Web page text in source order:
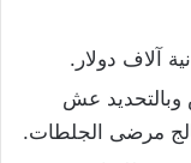
آلاف دولار.
وبالتحديد عش
مرضى الجلطات.